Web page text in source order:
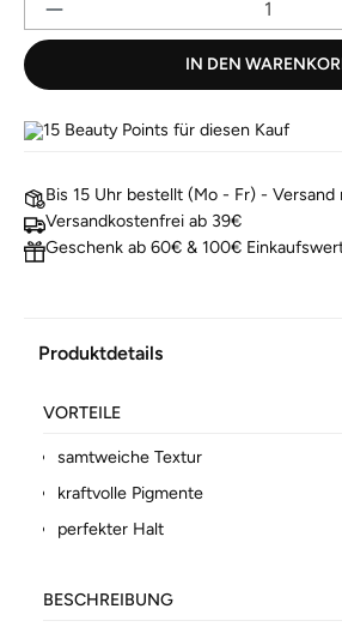
IN DEN
15 Beauty Points für diesen Kauf
Bis 15 Uhr bestellt (Mo - Fr) -
Versandkostenfrei ab 39€
Geschenk ab 60€ & 100€
Produktdetails
VORTEILE
samtweiche Textur
kraftvolle Pigmente
perfekter Halt
BESCHREIBUNG